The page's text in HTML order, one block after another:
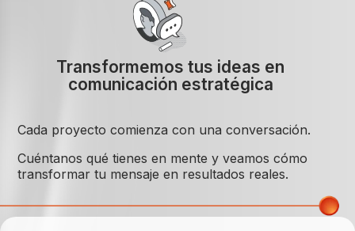
Transformemos tus ideas en
comunicación estratégica
Cada proyecto comienza con una conversación.
Cuéntanos qué tienes en mente y veamos cómo
transformar tu mensaje en resultados reales.